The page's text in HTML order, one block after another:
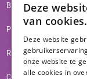
BLOG
PRIVACYVERKLARING
RETOUR- EN
COOKIES
Deze
van cookies.
Deze website
onze website te
alle cookies in